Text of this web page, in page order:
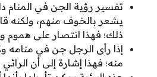
تفسير رؤية الجن في المنام
يشعر بالخوف منهم، ولكنه
ذلك؛ فهذا انتصار على هموم
إذا رأى الرجل جن في منامه
منه؛ فهذا إشارة إلى أن